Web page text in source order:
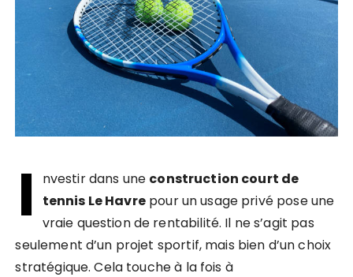
I nvestir dans une construction court de
tennis Le Havrepour un usage privé pose une
vraie question de rentabilité. Il ne s’agit pas
seulement d’un projet sportif, mais bien d’un choix
stratégique. Cela touche à la fois à